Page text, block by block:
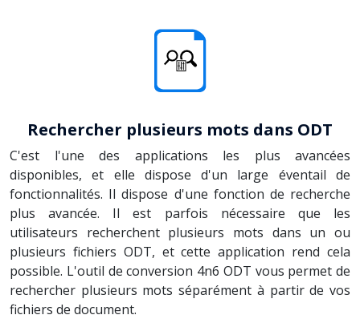
Rechercher plusieurs mots dans ODT
C'est l'une des applications les plus avancées
disponibles, et elle dispose d'un large éventail de
fonctionnalités. Il dispose d'une fonction de recherche
plus avancée. Il est parfois nécessaire que les
utilisateurs recherchent plusieurs mots dans un ou
plusieurs fichiers ODT, et cette application rend cela
possible. L'outil de conversion 4n6 ODT vous permet de
rechercher plusieurs mots séparément à partir de vos
fichiers de document.